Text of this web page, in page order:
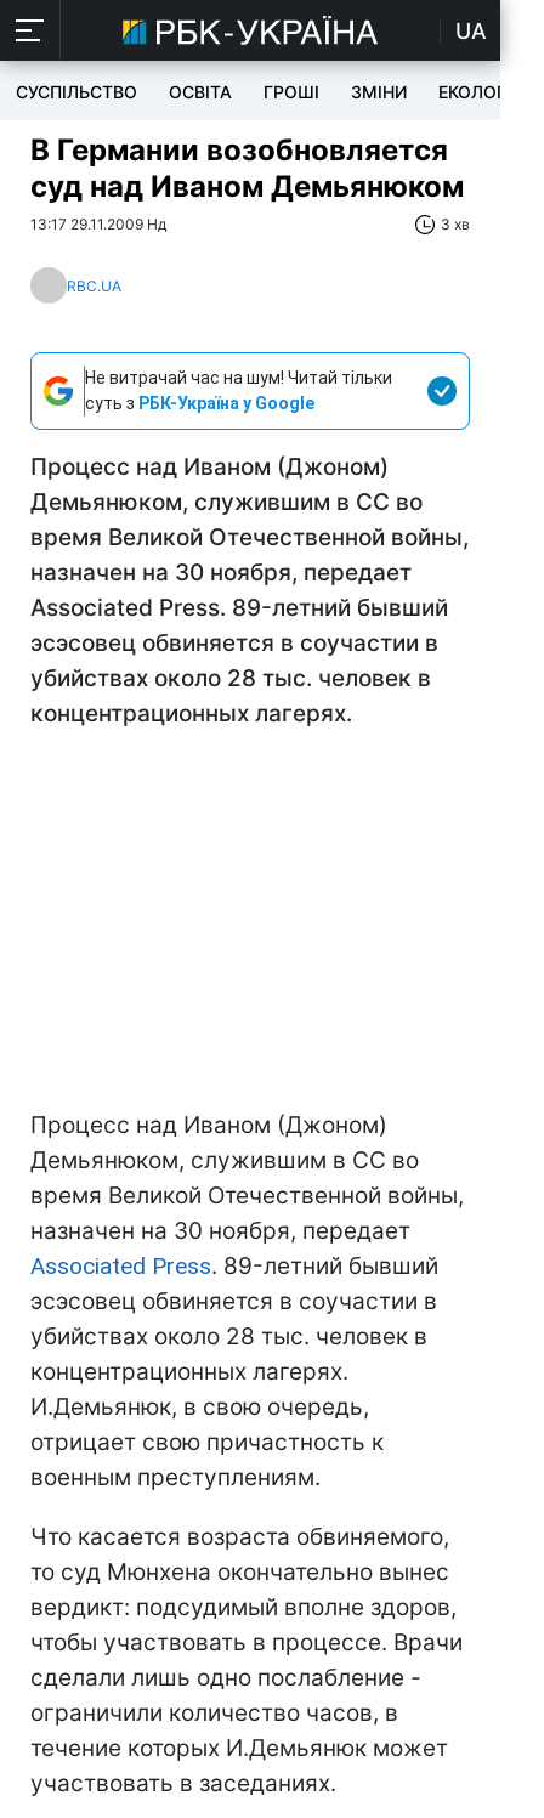
UA
СУСПІЛЬСТВО ОСВІТА ГРОШІ ЗМІНИ ЕКОЛОГІЯ
В Германии возобновляется
суд над Иваном Демьянюком
13:17 29.11.2009 Нд 3 хв
RBC.UA
Не витрачай час на шум! Читай тільки
суть з РБК-Україна у Google
Процесс над Иваном (Джоном)
Демьянюком, служившим в СС во
время Великой Отечественной войны,
назначен на 30 ноября, передает
Associated Press. 89-летний бывший
эсэсовец обвиняется в соучастии в
убийствах около 28 тыс. человек в
концентрационных лагерях.
Процесс над Иваном (Джоном)
Демьянюком, служившим в СС во
время Великой Отечественной войны,
назначен на 30 ноября, передает
Associated Press. 89-летний бывший
эсэсовец обвиняется в соучастии в
убийствах около 28 тыс. человек в
концентрационных лагерях.
И.Демьянюк, в свою очередь,
отрицает свою причастность к
военным преступлениям.
Что касается возраста обвиняемого,
то суд Мюнхена окончательно вынес
вердикт: подсудимый вполне здоров,
чтобы участвовать в процессе. Врачи
сделали лишь одно послабление -
ограничили количество часов, в
течение которых И.Демьянюк может
участвовать в заседаниях.